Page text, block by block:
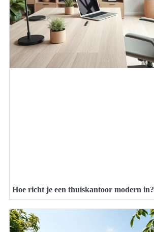
Hoe richt je een thuiskantoor modern in?